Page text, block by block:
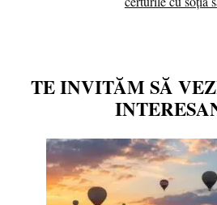
TE INVITĂM SĂ